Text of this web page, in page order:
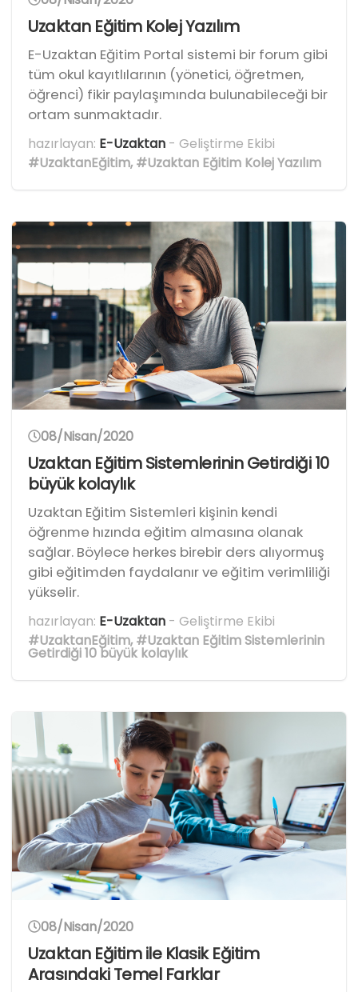
Uzaktan Eğitim Kolej Yazılım
E-Uzaktan Eğitim Portal sistemi bir forum gibi
tüm okul kayıtlılarının (yönetici, öğretmen,
öğrenci) fikir paylaşımında bulunabileceği bir
ortam sunmaktadır.
hazırlayan: E-Uzaktan - Geliştirme Ekibi
#UzaktanEğitim,#Uzaktan Eğitim Kolej Yazılım
08/Nisan/2020
Uzaktan Eğitim Sistemlerinin Getirdiği 10
büyük kolaylık
Uzaktan Eğitim Sistemleri kişinin kendi
öğrenme hızında eğitim almasına olanak
sağlar. Böylece herkes birebir ders alıyormuş
gibi eğitimden faydalanır ve eğitim verimliliği
yükselir.
hazırlayan: E-Uzaktan - Geliştirme Ekibi
#UzaktanEğitim,#Uzaktan Eğitim Sistemlerinin
Getirdiği 10 büyük kolaylık
08/Nisan/2020
Uzaktan Eğitim ile Klasik Eğitim
Arasındaki Temel Farklar